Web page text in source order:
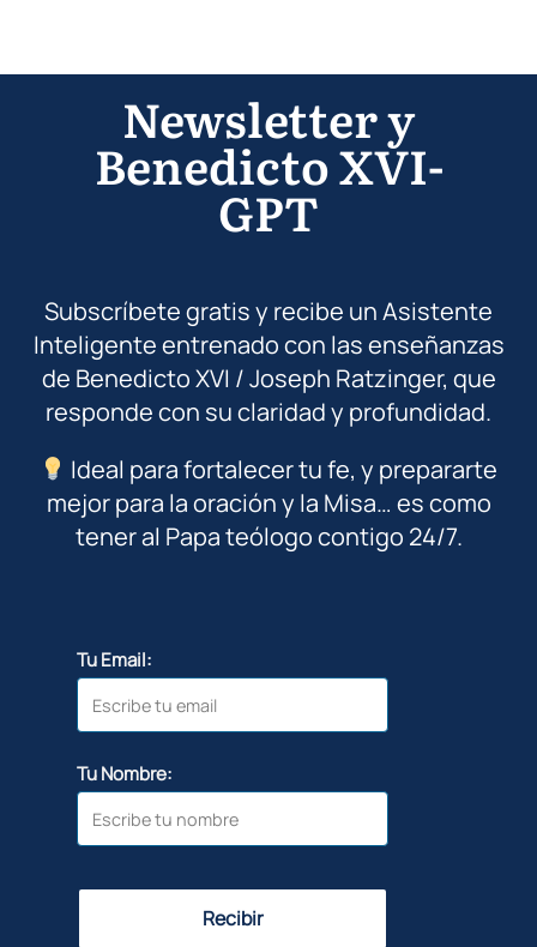
Newsletter y
Benedicto XVI-
GPT
Subscríbete gratis y recibe un Asistente
Inteligente entrenado con las enseñanzas
de Benedicto XVI / Joseph Ratzinger, que
responde con su claridad y profundidad.
Ideal para fortalecer tu fe, y prepararte
mejor para la oración y la Misa… es como
tener al Papa teólogo contigo 24/7.
Tu Email:
Tu Nombre:
Recibir